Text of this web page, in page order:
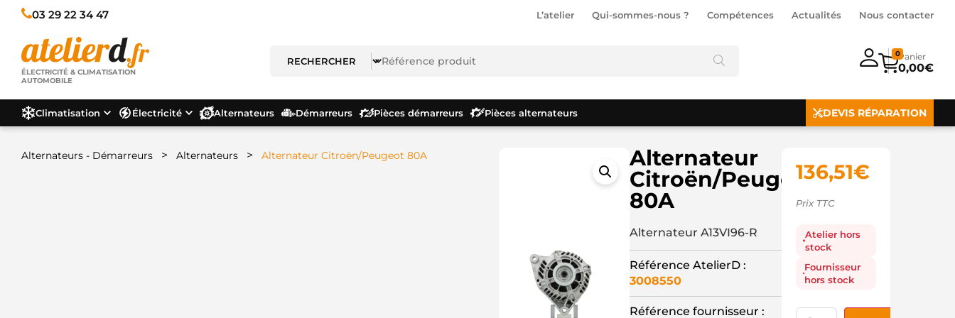
03 29 22 34 47 L’atelier Qui-sommes-nous ? Compétences Actualités Nous contacter
ÉLECTRICITÉ & CLIMATISATION
AUTOMOBILE
0,00€
0
Climatisation Électricité Alternateurs Démarreurs Pièces démarreurs Pièces alternateurs DEVIS RÉPARATION
Alternateurs - Démarreurs > Alternateurs > Alternateur Citroën/Peugeot 80A
Alternateur
Citroën/Peugeot
80A
Alternateur A13VI96-R
Référence AtelierD :
3008550
Référence fournisseur :
136,51€
Prix TTC
Atelier hors
stock
Fournisseur
hors stock